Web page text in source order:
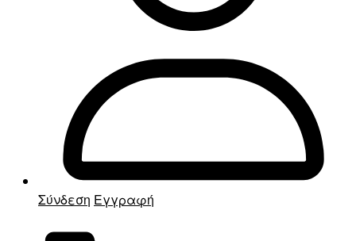
Σύνδεση Εγγραφή